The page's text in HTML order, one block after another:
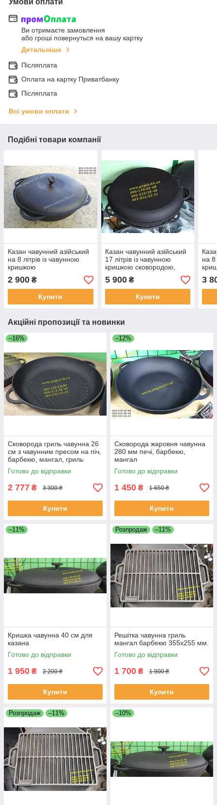
Умови оплати
Ви отримаєте замовлення
або гроші повернуться на вашу картку
Детальніше
Післяплата
Оплата на картку Приватбанку
Післяплата
Всі умови оплати
Подібні товари компанії
Казан чавунний азійський
на 8 літрів із чавунною
кришкою
2 900 ₴
Купити
Казан чавунний азійський
17 літрів із чавунною
кришкою сковородою,
печі, мангал, барбекю
5 900₴
Купити
на 8
3
Акційні пропозиції та новинки
–16%
Сковорода гриль чавунна 26
см з чавунним пресом на піч,
барбекю, мангал, гриль
Готово до відправки
2 777 ₴ 3 300 ₴
Купити
–12%
Сковорода жаровня чавунна
280 мм печі, барбекю,
мангал
Готово до відправки
1 450 ₴ 1 650 ₴
Купити
–11%
Кришка чавунна 40 см для
казана
Готово до відправки
1 950 ₴ 2 200 ₴
Купити
Розпродаж –11%
Решітка чавунна гриль
мангал барбекю 355х255 мм.
Готово до відправки
1 700 ₴ 1 900 ₴
Купити
Розпродаж –11% –10%